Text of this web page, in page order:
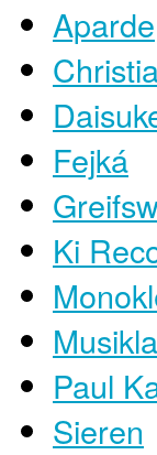
Aparde
Fejká
Ki
Paul
Sieren